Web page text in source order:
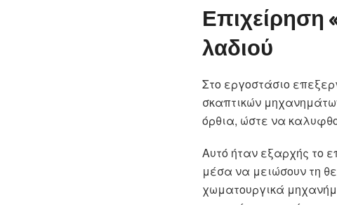
Επιχείρηση
λαδιού
Στο εργοστάσιο
σκαπτικών
όρθια, ώστε να
Αυτό ήταν εξαρχής το
μέσα να μειώσουν τη
χωματουργικά